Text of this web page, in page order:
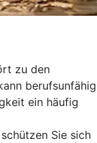
zu den
berufsunfähig
ein häufig
Sie sich